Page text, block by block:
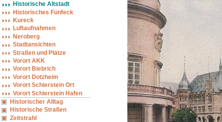
Historische Altstadt
Historisches Fünfeck
Kureck
Luftaufnahmen
Neroberg
Stadtansichten
Straßen und Plätze
Vorort AKK
Vorort Biebrich
Vorort Dotzheim
Vorort Schierstein Ort
Vorort Schierstein Hafen
Historischer Alltag
Historische Straßen
Zeitstrahl